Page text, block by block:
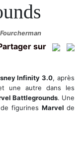
Fourcherman
sur
Infinity 3.0, après
une autre dans les
Battlegrounds. Une
figurines Marvelde